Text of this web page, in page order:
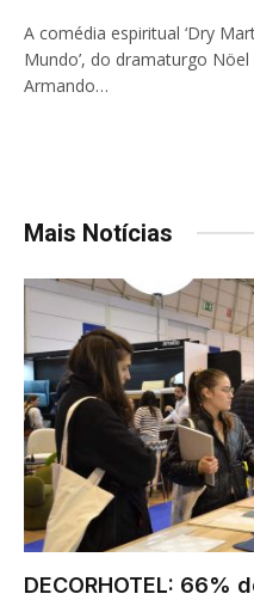
A comédia espiritual ‘Dry
Mundo’, do dramaturgo
Armando…
Mais Notícias
DECORHOTEL: 66%